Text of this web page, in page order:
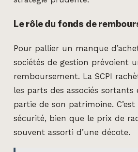
Le rôle du fonds de
Pour pallier un manque
sociétés de gestion prévoient
remboursement. La SCPI
les parts des associés
partie de son patrimoine.
sécurité, bien que le prix de
souvent assorti d’une décote.